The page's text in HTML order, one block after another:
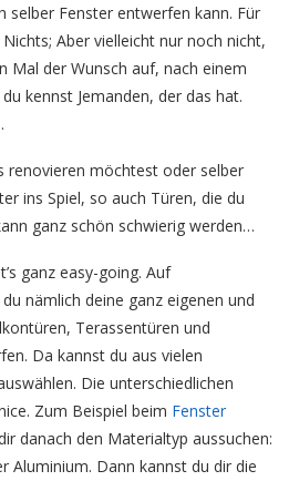
selber Fenster entwerfen kann. Für
Aber vielleicht nur noch nicht,
Mal der Wunsch auf, nach einem
kennst Jemanden, der das hat.
renovieren möchtest oder selber
ins Spiel, so auch Türen, die du
ganz schön schwierig werden…
ganz easy-going. Auf
nämlich deine ganz eigenen und
Terassentüren und
Da kannst du aus vielen
Die unterschiedlichen
Zum Beispiel beim Fenster
danach den Materialtyp aussuchen:
Aluminium. Dann kannst du dir die